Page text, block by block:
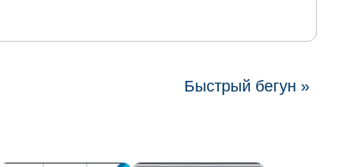
Быстрый бегун »